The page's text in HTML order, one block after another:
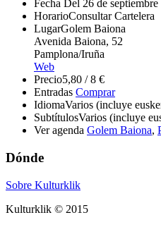
Fecha Del 26 de
HorarioConsultar Cartelera
LugarGolem Baiona
Avenida Baiona, 52
Pamplona/Iruña
Web
Precio5,80 / 8 €
Entradas Comprar
IdiomaVarios (incluye
SubtítulosVarios (incluye
Ver agenda Golem Baiona,
Dónde
Sobre Kulturklik
Kulturklik © 2015